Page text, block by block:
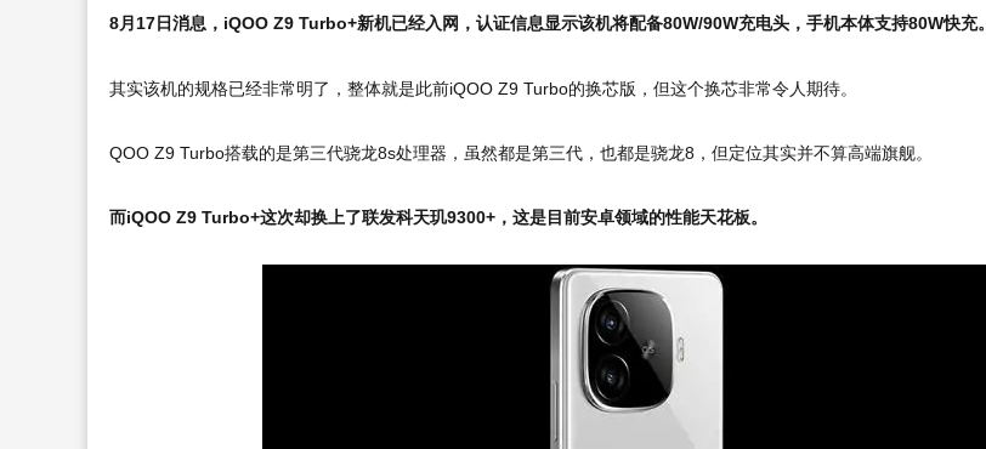
8月17日消息，iQOO Z9 Turbo+新机已经入网，认证信息显示该机将配备80W/90W充电头，手机本体支持80W快充。
其实该机的规格已经非常明了，整体就是此前iQOO Z9 Turbo的换芯版，但这个换芯非常令人期待。
QOO Z9 Turbo搭载的是第三代骁龙8s处理器，虽然都是第三代，也都是骁龙8，但定位其实并不算高端旗舰。
而iQOO Z9 Turbo+这次却换上了联发科天玑9300+，这是目前安卓领域的性能天花板。